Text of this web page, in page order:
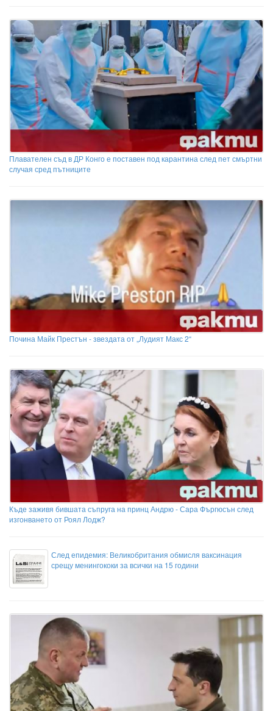
Плавателен съд в ДР Конго е поставен под карантина след пет смъртни
случая сред пътниците
Почина Майк Престън - звездата от „Лудият Макс 2“
Къде заживя бившата съпруга на принц Андрю - Сара Фъргюсън след
изгонването от Роял Лодж?
След епидемия: Великобритания обмисля ваксинация
срещу менингококи за всички на 15 години